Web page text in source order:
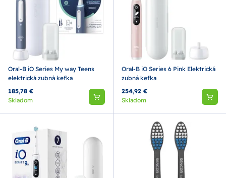
Oral-B iO Series My way Teens
elektrická zubná kefka
185,78 €
Skladom
Oral-B iO Series 6 Pink Elektrická
zubná kefka
254,92 €
Skladom